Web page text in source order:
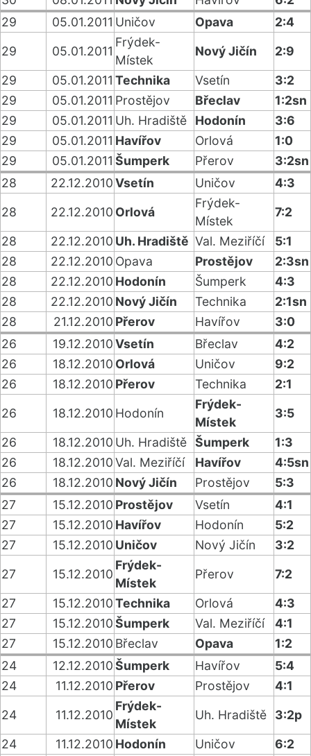
29
05.01.2011 Uničov Opava
2:4
29
05.01.2011
Frýdek-
Místek
Nový Jičín
2:9
29
05.01.2011 Technika Vsetín
3:2
29
05.01.2011 Prostějov Břeclav
1:2sn
29
05.01.2011 Uh. Hradiště Hodonín
3:6
29
05.01.2011 Havířov Orlová
1:0
29
05.01.2011 Šumperk Přerov
3:2sn
28
22.12.2010Vsetín Uničov
4:3
28
22.12.2010 Orlová
Frýdek-
Místek
7:2
28
22.12.2010 Uh. Hradiště Val. Meziříčí
5:1
28
22.12.2010 Opava Prostějov
2:3sn
28
22.12.2010 Hodonín Šumperk
4:3
28
22.12.2010 Nový Jičín Technika
2:1sn
28
21.12.2010 Přerov Havířov
3:0
26
19.12.2010Vsetín Břeclav
4:2
26
18.12.2010 Orlová Uničov
9:2
26
18.12.2010 Přerov Technika
2:1
26
18.12.2010 Hodonín
Frýdek-
Místek
3:5
26
18.12.2010 Uh. Hradiště Šumperk
1:3
26
18.12.2010Val. Meziříčí Havířov
4:5sn
26
18.12.2010 Nový Jičín Prostějov
5:3
27
15.12.2010 Prostějov Vsetín
4:1
27
15.12.2010 Havířov Hodonín
5:2
27
15.12.2010 Uničov Nový Jičín
3:2
27
15.12.2010
Frýdek-
Místek
Přerov
7:2
27
15.12.2010Technika Orlová
4:3
27
15.12.2010Šumperk Val. Meziříčí
4:1
27
15.12.2010 Břeclav Opava
1:2
24
12.12.2010Šumperk Havířov
5:4
24
11.12.2010 Přerov Prostějov
4:1
24
11.12.2010
Frýdek-
Místek
Uh. Hradiště
3:2p
24
11.12.2010 Hodonín Uničov
6:2